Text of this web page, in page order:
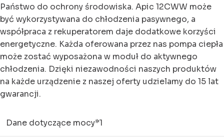
Państwo do ochrony środowiska. Apic 12CWW może
być wykorzystywana do chłodzenia pasywnego, a
współpraca z rekuperatorem daje dodatkowe korzyści
energetyczne. Każda oferowana przez nas pompa ciepła
może zostać wyposażona w moduł do aktywnego
chłodzenia. Dzięki niezawodności naszych produktów
na każde urządzenie z naszej oferty udzielamy do 15 lat
gwarancji.
Dane dotyczące mocy*1